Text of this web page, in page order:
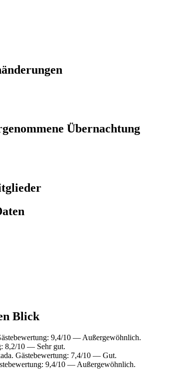
Übernachtung
Blick
9,4/10 — Außergewöhnlich.
8,2/10 — Sehr gut.
Gästebewertung: 7,4/10 — Gut.
9,4/10 — Außergewöhnlich.